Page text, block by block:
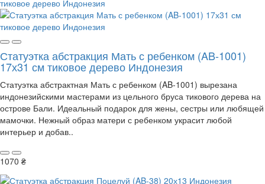
Статуэтка абстракция Мать с ребенком (AB-1001)
17х31 см тиковое дерево Индонезия
Статуэтка абстрактная Мать с ребенком (AB-1001) вырезана
индонезийскими мастерами из цельного бруса тикового дерева на
острове Бали. Идеальный подарок для жены, сестры или любящей
мамочки. Нежный образ матери с ребенком украсит любой
интерьер и добав..
1070 ₴